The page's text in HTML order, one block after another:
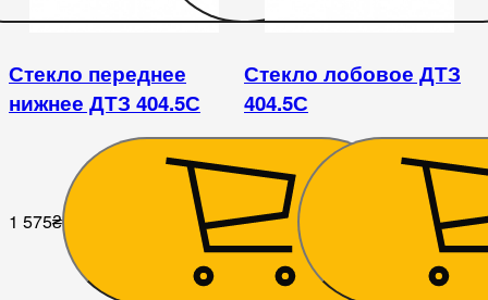
Стекло переднее
нижнее ДТЗ 404.5С
1 575₴
Стекло лобовое ДТЗ
404.5С
7 425₴